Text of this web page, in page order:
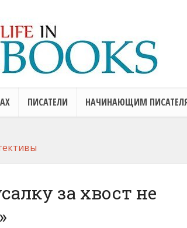
ПИСАТЕЛИ НАЧИНАЮЩИМ
за хвост не